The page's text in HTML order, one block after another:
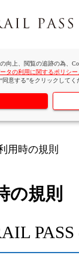
向上、閲覧の追跡の為、
タの利用に関するポリシー
意する”をクリックしてく
用時の規則
の規則